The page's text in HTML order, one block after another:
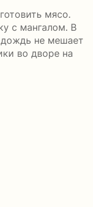
мясо.
с мангалом. В
дождь не мешает
во дворе на